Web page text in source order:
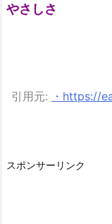
やさしさ
引用元:
・https://
スポンサーリンク